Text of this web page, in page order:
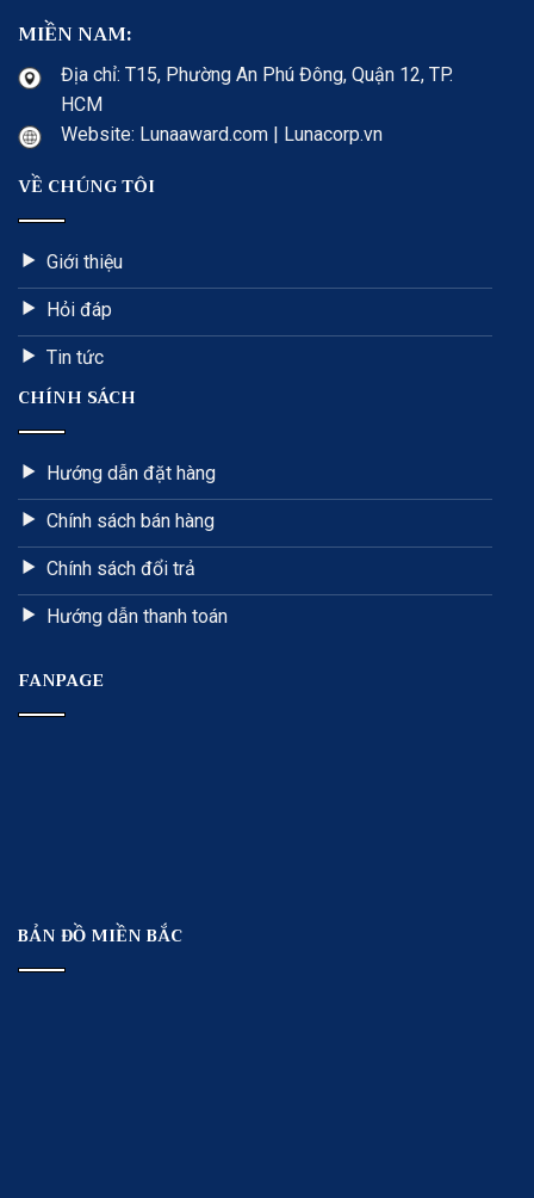
MIỀN NAM:
Địa chỉ: T15, Phường An Phú Đông, Quận 12, TP.
HCM
Website: Lunaaward.com | Lunacorp.vn
VỀ CHÚNG TÔI
Giới thiệu
Hỏi đáp
Tin tức
CHÍNH SÁCH
Hướng dẫn đặt hàng
Chính sách bán hàng
Chính sách đổi trả
Hướng dẫn thanh toán
FANPAGE
BẢN ĐỒ MIỀN BẮC